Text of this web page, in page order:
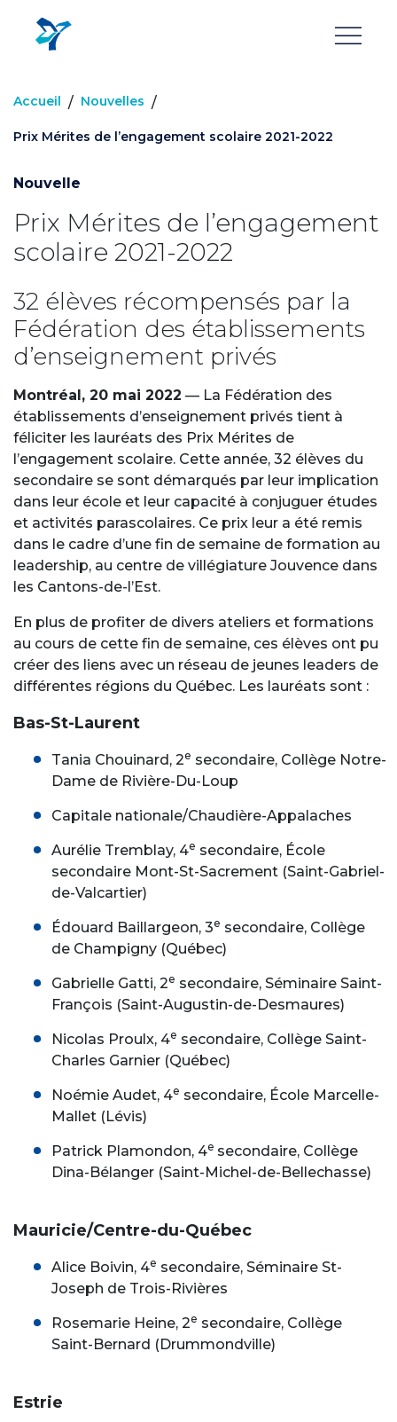
contenu
Accueil / Nouvelles /
Prix Mérites de l’engagement scolaire 2021-2022
Nouvelle
Prix Mérites de l’engagement
scolaire 2021-2022
32 élèves récompensés par la
Fédération des établissements
d’enseignement privés
Montréal, 20 mai 2022 — La Fédération des
établissements d’enseignement privés tient à
féliciter les lauréats des Prix Mérites de
l’engagement scolaire. Cette année, 32 élèves du
secondaire se sont démarqués par leur implication
dans leur école et leur capacité à conjuguer études
et activités parascolaires. Ce prix leur a été remis
dans le cadre d’une fin de semaine de formation au
leadership, au centre de villégiature Jouvence dans
les Cantons-de-l’Est.
En plus de profiter de divers ateliers et formations
au cours de cette fin de semaine, ces élèves ont pu
créer des liens avec un réseau de jeunes leaders de
différentes régions du Québec. Les lauréats sont :
Bas-St-Laurent
Tania Chouinard, 2e secondaire, Collège Notre-
Dame de Rivière-Du-Loup
Capitale nationale/Chaudière-Appalaches
Aurélie Tremblay, 4e secondaire, École
secondaire Mont-St-Sacrement (Saint-Gabriel-
de-Valcartier)
Édouard Baillargeon, 3e secondaire, Collège
de Champigny (Québec)
Gabrielle Gatti, 2e secondaire, Séminaire Saint-
François (Saint-Augustin-de-Desmaures)
Nicolas Proulx, 4e secondaire, Collège Saint-
Charles Garnier (Québec)
Noémie Audet, 4e secondaire, École Marcelle-
Mallet (Lévis)
Patrick Plamondon, 4e secondaire, Collège
Dina-Bélanger (Saint-Michel-de-Bellechasse)
Mauricie/Centre-du-Québec
Alice Boivin, 4e secondaire, Séminaire St-
Joseph de Trois-Rivières
Rosemarie Heine, 2e secondaire, Collège
Saint-Bernard (Drummondville)
Estrie